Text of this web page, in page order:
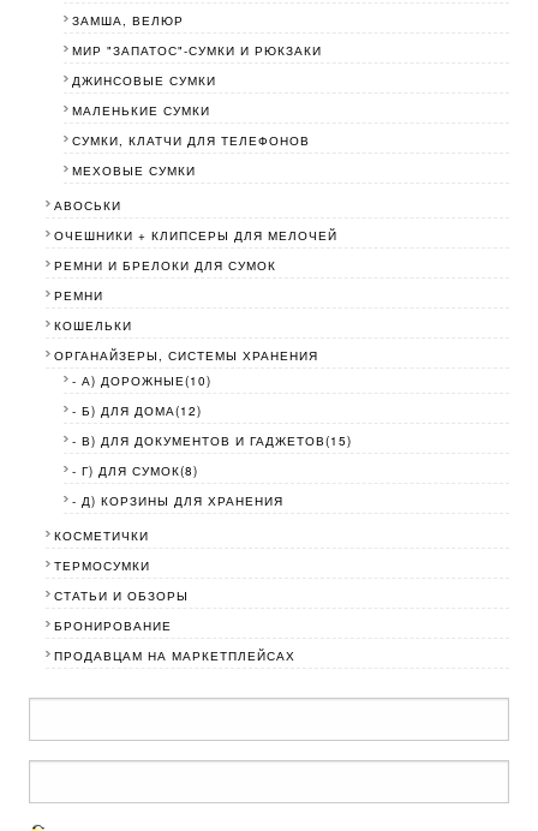
ЗАМША, ВЕЛЮР
МИР "ЗАПАТОС"-СУМКИ И РЮКЗАКИ
ДЖИНСОВЫЕ СУМКИ
МАЛЕНЬКИЕ СУМКИ
СУМКИ, КЛАТЧИ ДЛЯ ТЕЛЕФОНОВ
МЕХОВЫЕ СУМКИ
АВОСЬКИ
ОЧЕШНИКИ + КЛИПСЕРЫ ДЛЯ МЕЛОЧЕЙ
РЕМНИ И БРЕЛОКИ ДЛЯ СУМОК
РЕМНИ
КОШЕЛЬКИ
ОРГАНАЙЗЕРЫ, СИСТЕМЫ ХРАНЕНИЯ
- А) ДОРОЖНЫЕ(10)
- Б) ДЛЯ ДОМА(12)
- В) ДЛЯ ДОКУМЕНТОВ И ГАДЖЕТОВ(15)
- Г) ДЛЯ СУМОК(8)
- Д) КОРЗИНЫ ДЛЯ ХРАНЕНИЯ
КОСМЕТИЧКИ
ТЕРМОСУМКИ
СТАТЬИ И ОБЗОРЫ
БРОНИРОВАНИЕ
ПРОДАВЦАМ НА МАРКЕТПЛЕЙСАХ